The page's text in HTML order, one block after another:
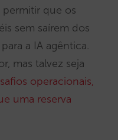
que os
sem saírem dos
a IA agêntica.
mas talvez seja
operacionais,
uma reserva